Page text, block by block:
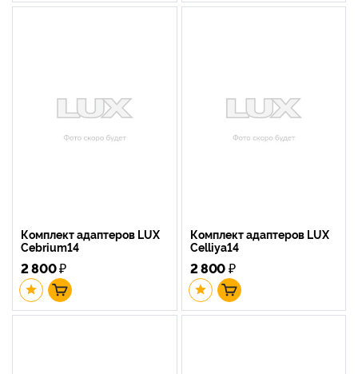
Комплект адаптеров LUX
Cebrium14
2 800₽
Комплект адаптеров LUX
Celliya14
2 800₽